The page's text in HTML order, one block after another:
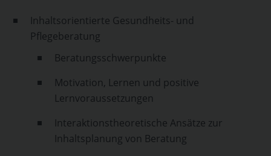
Inhaltsorientierte Gesundheits- und
Pflegeberatung
Beratungsschwerpunkte
Motivation, Lernen und positive
Lernvoraussetzungen
Interaktionstheoretische Ansätze zur
Inhaltsplanung von Beratung